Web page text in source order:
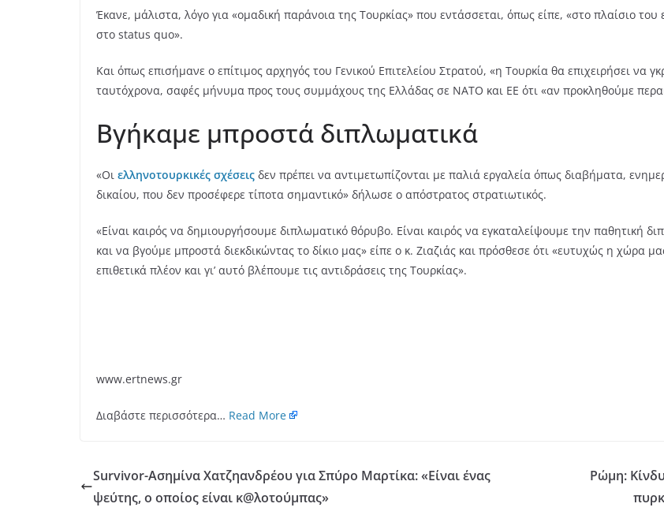
Έκανε, μάλιστα, λόγο για «ομαδική παράνοια της Τουρκίας» που εντάσσεται, όπως είπε, «στο πλαίσιο
στο status quo».
Και όπως επισήμανε ο επίτιμος αρχηγός του Γενικού Επιτελείου Στρατού, «η Τουρκία θα επιχειρήσει να
ταυτόχρονα, σαφές μήνυμα προς τους συμμάχους της Ελλάδας σε ΝΑΤΟ και ΕΕ ότι «αν προκληθούμε
Βγήκαμε μπροστά διπλωματικά
«Οι ελληνοτουρκικές σχέσεις δεν πρέπει να αντιμετωπίζονται με παλιά εργαλεία όπως διαβήματα,
δικαίου, που δεν προσέφερε τίποτα σημαντικό» δήλωσε ο απόστρατος στρατιωτικός.
«Είναι καιρός να δημιουργήσουμε διπλωματικό θόρυβο. Είναι καιρός να εγκαταλείψουμε την παθητική
και να βγούμε μπροστά διεκδικώντας το δίκιο μας» είπε ο κ. Ζιαζιάς και πρόσθεσε ότι «ευτυχώς η χώρα
επιθετικά πλέον και γι’ αυτό βλέπουμε τις αντιδράσεις της Τουρκίας».
www.ertnews.gr
Διαβάστε περισσότερα… Read More
Survivor-Ασημίνα Χατζηανδρέου για Σπύρο Μαρτίκα: «Είναι ένας
ψεύτης, ο οποίος είναι κ@λοτούμπας»
Ρώμη: